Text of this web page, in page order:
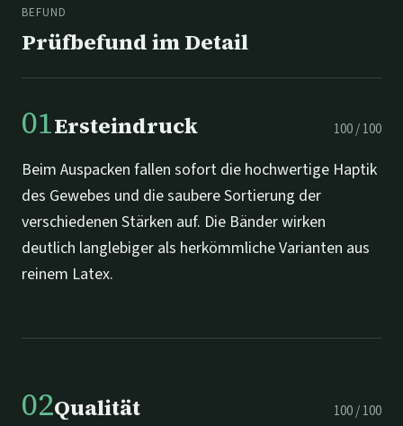
BEFUND
Prüfbefund im Detail
01Ersteindruck 100/100
Beim Auspacken fallen sofort die hochwertige Haptik
des Gewebes und die saubere Sortierung der
verschiedenen Stärken auf. Die Bänder wirken
deutlich langlebiger als herkömmliche Varianten aus
reinem Latex.
02Qualität 100/100